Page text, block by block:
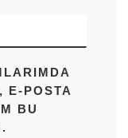
E-POSTA
BU